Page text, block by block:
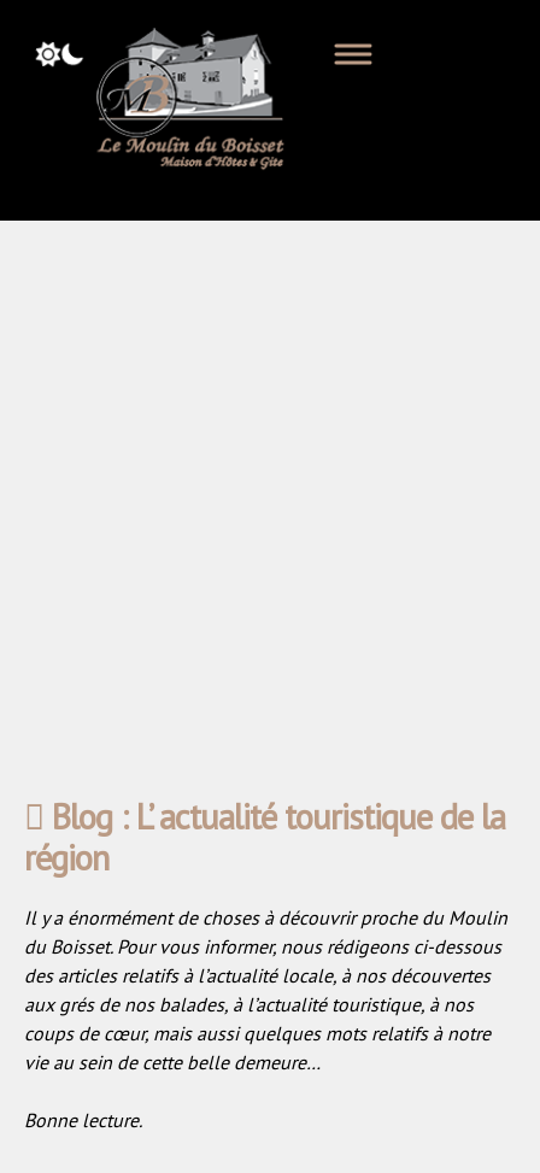
Blog : L’ actualité touristique de la
région
Il y a énormément de choses à découvrir proche du Moulin
du Boisset. Pour vous informer, nous rédigeons ci-dessous
des articles relatifs à l’actualité locale, à nos découvertes
aux grés de nos balades, à l’actualité touristique, à nos
coups de cœur, mais aussi quelques mots relatifs à notre
vie au sein de cette belle demeure…
Bonne lecture.